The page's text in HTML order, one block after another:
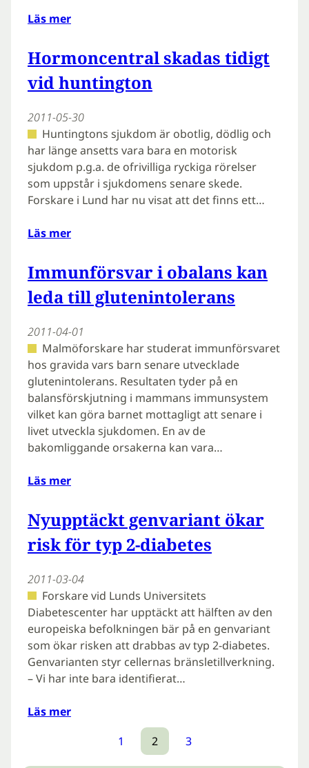
Läs mer
Hormoncentral skadas tidigt
vid huntington
2011-05-30
Huntingtons sjukdom är obotlig, dödlig och
har länge ansetts vara bara en motorisk
sjukdom p.g.a. de ofrivilliga ryckiga rörelser
som uppstår i sjukdomens senare skede.
Forskare i Lund har nu visat att det finns ett…
Läs mer
Immunförsvar i obalans kan
leda till glutenintolerans
2011-04-01
Malmöforskare har studerat immunförsvaret
hos gravida vars barn senare utvecklade
glutenintolerans. Resultaten tyder på en
balansförskjutning i mammans immunsystem
vilket kan göra barnet mottagligt att senare i
livet utveckla sjukdomen. En av de
bakomliggande orsakerna kan vara…
Läs mer
Nyupptäckt genvariant ökar
risk för typ 2-diabetes
2011-03-04
Forskare vid Lunds Universitets
Diabetescenter har upptäckt att hälften av den
europeiska befolkningen bär på en genvariant
som ökar risken att drabbas av typ 2-diabetes.
Genvarianten styr cellernas bränsletillverkning.
– Vi har inte bara identifierat…
Läs mer
1
2 3